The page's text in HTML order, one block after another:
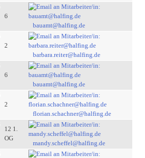
6
bauamt@halfing.de
2
barbara.reiter@halfing.de
6
bauamt@halfing.de
2
florian.schachner@halfing.de
12 1.
OG
mandy.scheffel@halfing.de